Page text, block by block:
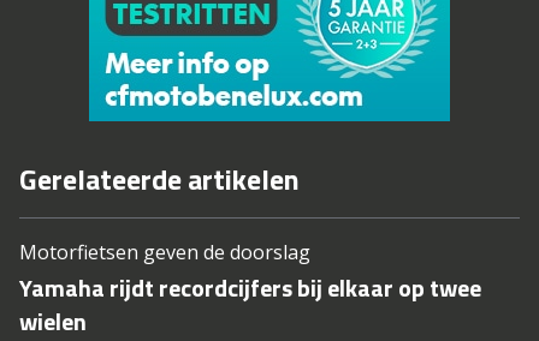
Gerelateerde artikelen
Motorfietsen geven de doorslag
Yamaha rijdt recordcijfers bij elkaar op twee
wielen